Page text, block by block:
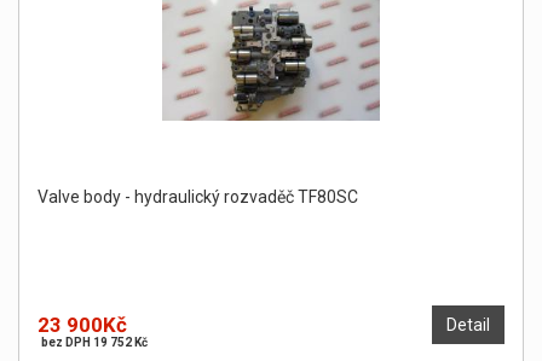
Valve body - hydraulický rozvaděč TF80SC
Detail
23 900Kč
bez DPH 19 752 Kč